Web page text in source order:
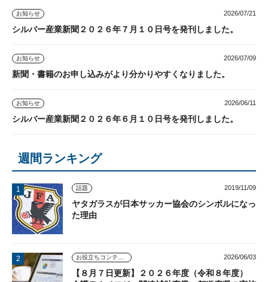
お知らせ 2026/07/21
シルバー産業新聞２０２６年７月１０日号を発刊しました。
お知らせ 2026/07/09
新聞・書籍のお申し込みがより分かりやすくなりました。
お知らせ 2026/06/11
シルバー産業新聞２０２６年６月１０日号を発刊しました。
週間ランキング
話題 2019/11/09
ヤタガラスが日本サッカー協会のシンボルになっ
た理由
2026/06/03
【８月７日更新】２０２６年度（令和８年度）